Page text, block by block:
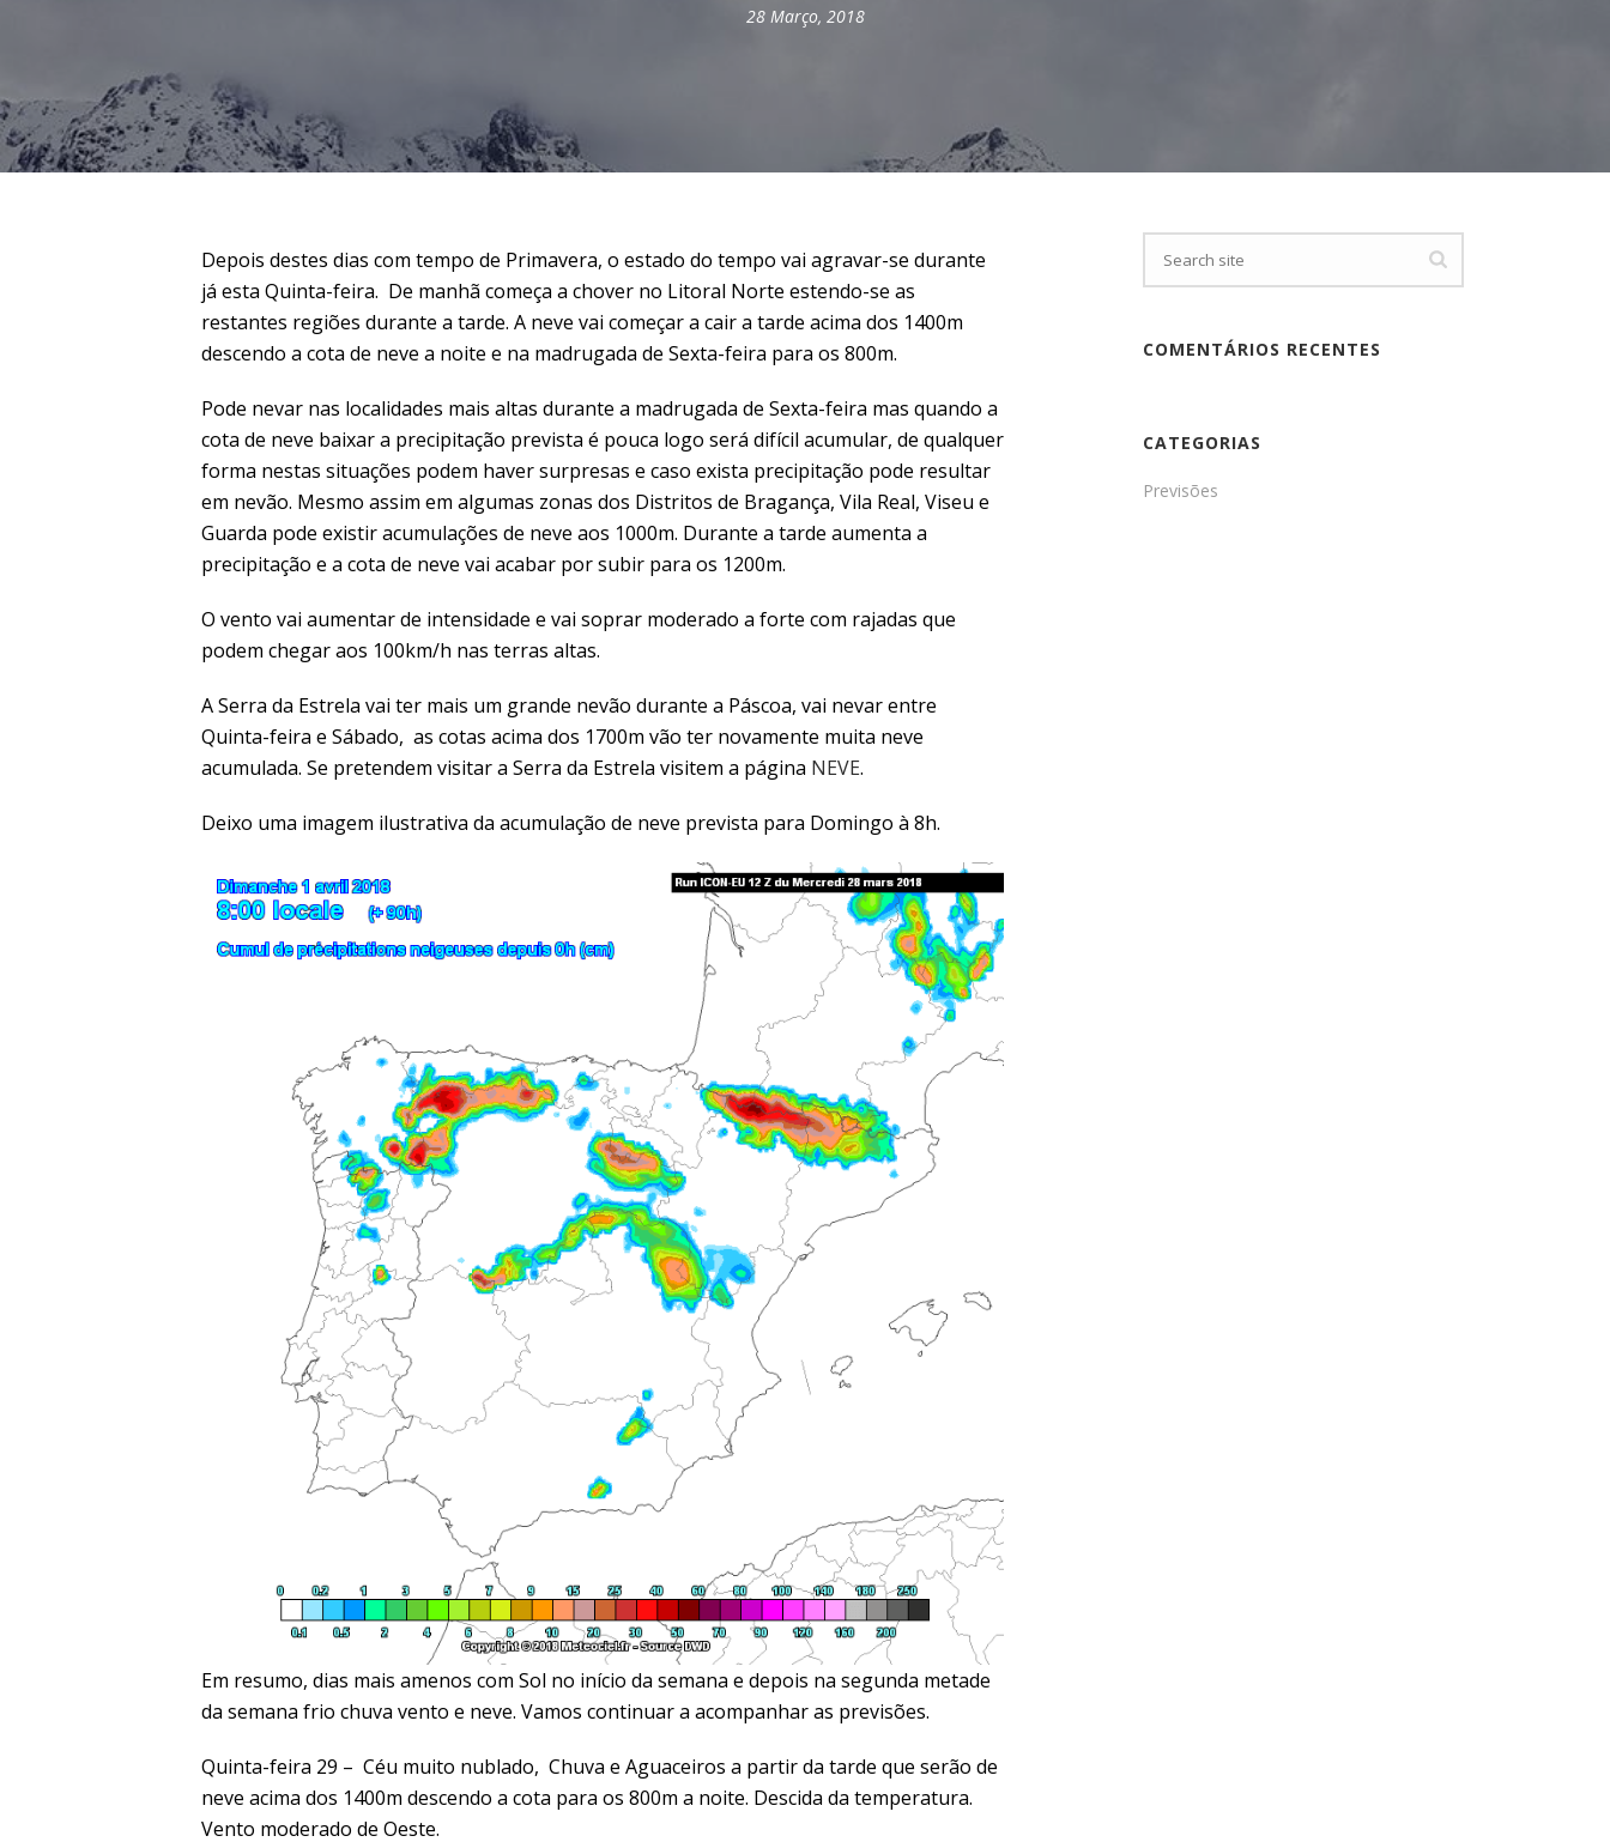
28 Março, 2018
Depois destes dias com tempo de Primavera, o estado do tempo vai agravar-se durante
já esta Quinta-feira. De manhã começa a chover no Litoral Norte estendo-se as
restantes regiões durante a tarde. A neve vai começar a cair a tarde acima dos 1400m
descendo a cota de neve a noite e na madrugada de Sexta-feira para os 800m.
Pode nevar nas localidades mais altas durante a madrugada de Sexta-feira mas quando a
cota de neve baixar a precipitação prevista é pouca logo será difícil acumular, de qualquer
forma nestas situações podem haver surpresas e caso exista precipitação pode resultar
em nevão. Mesmo assim em algumas zonas dos Distritos de Bragança, Vila Real, Viseu e
Guarda pode existir acumulações de neve aos 1000m. Durante a tarde aumenta a
precipitação e a cota de neve vai acabar por subir para os 1200m.
O vento vai aumentar de intensidade e vai soprar moderado a forte com rajadas que
podem chegar aos 100km/h nas terras altas.
A Serra da Estrela vai ter mais um grande nevão durante a Páscoa, vai nevar entre
Quinta-feira e Sábado, as cotas acima dos 1700m vão ter novamente muita neve
acumulada. Se pretendem visitar a Serra da Estrela visitem a página NEVE.
Deixo uma imagem ilustrativa da acumulação de neve prevista para Domingo à 8h.
Em resumo, dias mais amenos com Sol no início da semana e depois na segunda metade
da semana frio chuva vento e neve. Vamos continuar a acompanhar as previsões.
Quinta-feira 29 – Céu muito nublado, Chuva e Aguaceiros a partir da tarde que serão de
neve acima dos 1400m descendo a cota para os 800m a noite. Descida da temperatura.
Vento moderado de Oeste.
COMENTÁRIOS RECENTES
CATEGORIAS
Previsões